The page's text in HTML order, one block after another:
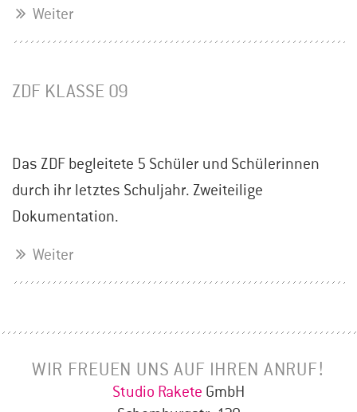
Weiter
ZDF KLASSE 09
Das ZDF begleitete 5 Schüler und Schülerinnen
durch ihr letztes Schuljahr. Zweiteilige
Dokumentation.
Weiter
WIR FREUEN UNS AUF IHREN ANRUF!
Studio Rakete GmbH